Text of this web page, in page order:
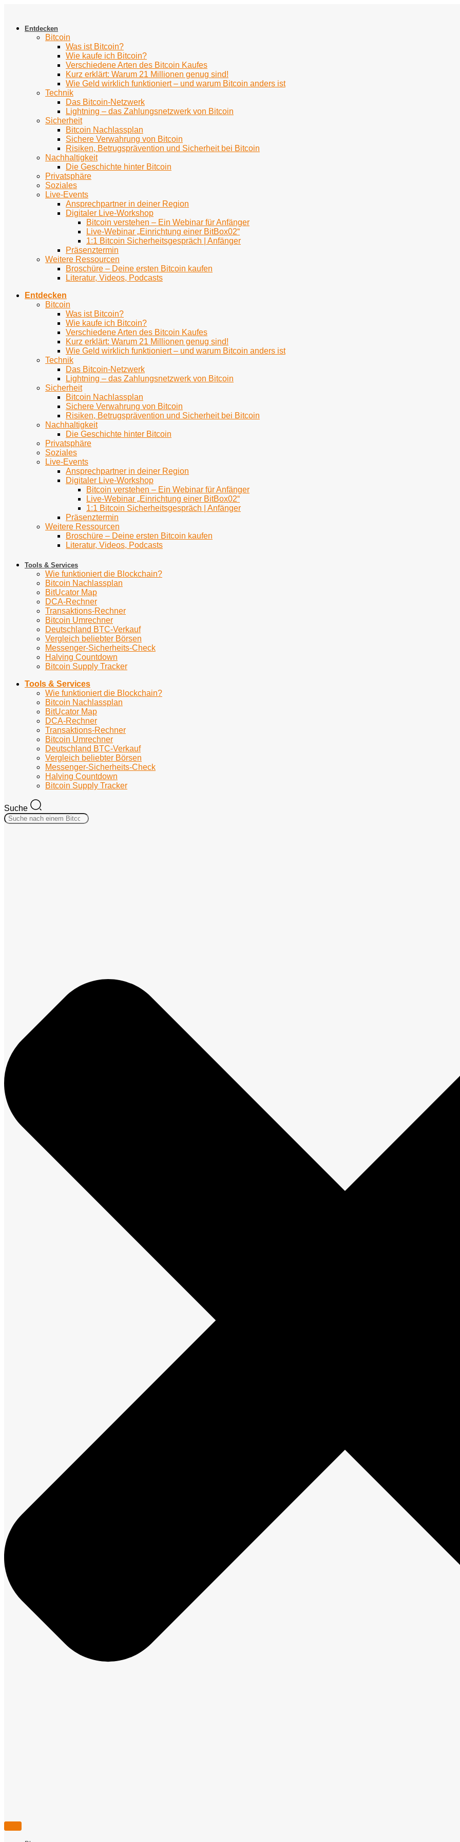
springenEntdecken
Bitcoin
Was ist Bitcoin?
Wie kaufe ich Bitcoin?
Verschiedene Arten des Bitcoin Kaufes
Kurz erklärt: Warum 21 Millionen genug sind!
Wie Geld wirklich funktioniert – und warum Bitcoin anders ist
Technik
Das Bitcoin-Netzwerk
Lightning – das Zahlungsnetzwerk von Bitcoin
Sicherheit
Bitcoin Nachlassplan
Sichere Verwahrung von Bitcoin
Risiken, Betrugsprävention und Sicherheit bei Bitcoin
Nachhaltigkeit
Die Geschichte hinter Bitcoin
Privatsphäre
Soziales
Live-Events
Ansprechpartner in deiner Region
Digitaler Live-Workshop
Bitcoin verstehen – Ein Webinar für Anfänger
Live-Webinar „Einrichtung einer BitBox02“
1:1 Bitcoin Sicherheitsgespräch | Anfänger
Präsenztermin
Weitere Ressourcen
Broschüre – Deine ersten Bitcoin kaufen
Literatur, Videos, Podcasts
Entdecken
Bitcoin
Was ist Bitcoin?
Wie kaufe ich Bitcoin?
Verschiedene Arten des Bitcoin Kaufes
Kurz erklärt: Warum 21 Millionen genug sind!
Wie Geld wirklich funktioniert – und warum Bitcoin anders ist
Technik
Das Bitcoin-Netzwerk
Lightning – das Zahlungsnetzwerk von Bitcoin
Sicherheit
Bitcoin Nachlassplan
Sichere Verwahrung von Bitcoin
Risiken, Betrugsprävention und Sicherheit bei Bitcoin
Nachhaltigkeit
Die Geschichte hinter Bitcoin
Privatsphäre
Soziales
Live-Events
Ansprechpartner in deiner Region
Digitaler Live-Workshop
Bitcoin verstehen – Ein Webinar für Anfänger
Live-Webinar „Einrichtung einer BitBox02“
1:1 Bitcoin Sicherheitsgespräch | Anfänger
Präsenztermin
Weitere Ressourcen
Broschüre – Deine ersten Bitcoin kaufen
Literatur, Videos, Podcasts
Tools & Services
Wie funktioniert die Blockchain?
Bitcoin Nachlassplan
BitUcator Map
DCA-Rechner
Transaktions-Rechner
Bitcoin Umrechner
Deutschland BTC-Verkauf
Vergleich beliebter Börsen
Messenger-Sicherheits-Check
Halving Countdown
Bitcoin Supply Tracker
Tools & Services
Wie funktioniert die Blockchain?
Bitcoin Nachlassplan
BitUcator Map
DCA-Rechner
Transaktions-Rechner
Bitcoin Umrechner
Deutschland BTC-Verkauf
Vergleich beliebter Börsen
Messenger-Sicherheits-Check
Halving Countdown
Bitcoin Supply Tracker
Suche